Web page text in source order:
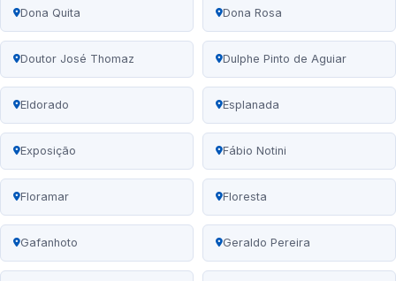
Dona Quita Dona Rosa
Doutor José Thomaz Dulphe Pinto de Aguiar
Eldorado Esplanada
Exposição Fábio Notini
Floramar Floresta
Gafanhoto Geraldo Pereira